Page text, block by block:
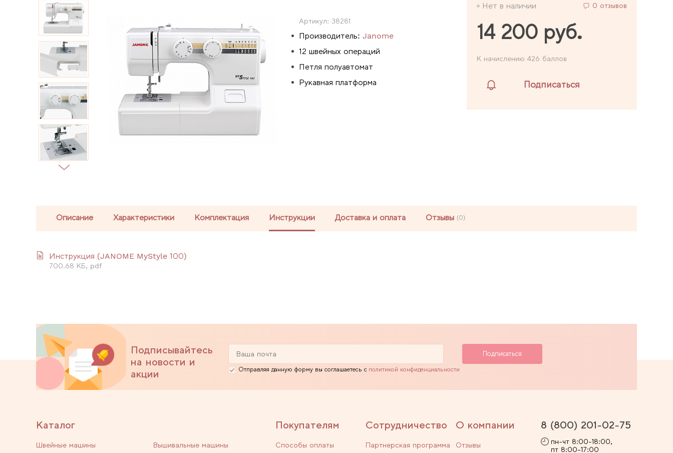
Артикул: 38281
Производитель: Janome
12 швейных операций
Петля полуавтомат
Рукавная платформа
Нет в наличии 0 отзывов
14 200 руб.
К начислению 426 баллов
Подписаться
Описание Характеристики Комплектация Инструкции Доставка и оплата Отзывы (0)
Инструкция (JANOME MyStyle 100)
700.68 КБ, pdf
Подписывайтесь
на новости и
акции
Отправляя данную форму вы соглашаетесь с политикой конфиденциальности
Каталог
Швейные машины Вышивальные машины
Покупателям
Способы оплаты
Сотрудничество
Партнерская программа
О компании
Отзывы
8 (800) 201-02-75
пн-чт 8:00-18:00,
пт 8:00-17:00